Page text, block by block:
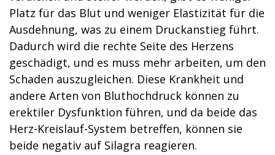
Platz für das Blut und weniger Elastizität für die
Ausdehnung, was zu einem Druckanstieg führt.
Dadurch wird die rechte Seite des Herzens
geschädigt, und es muss mehr arbeiten, um den
Schaden auszugleichen. Diese Krankheit und
andere Arten von Bluthochdruck können zu
erektiler Dysfunktion führen, und da beide das
Herz-Kreislauf-System betreffen, können sie
beide negativ auf Silagra reagieren.